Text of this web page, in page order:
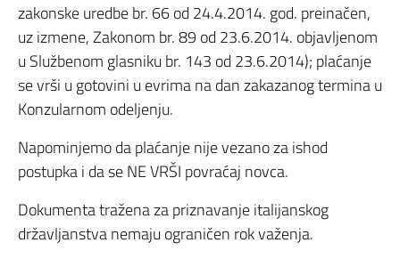
zakonske uredbe br. 66 od 24.4.2014. god. preinačen,
uz izmene, Zakonom br. 89 od 23.6.2014. objavljenom
u Službenom glasniku br. 143 od 23.6.2014); plaćanje
se vrši u gotovini u evrima na dan zakazanog termina u
Konzularnom odeljenju.
Napominjemo da plaćanje nije vezano za ishod
postupka i da se NE VRŠI povraćaj novca.
Dokumenta tražena za priznavanje italijanskog
državljanstva nemaju ograničen rok važenja.